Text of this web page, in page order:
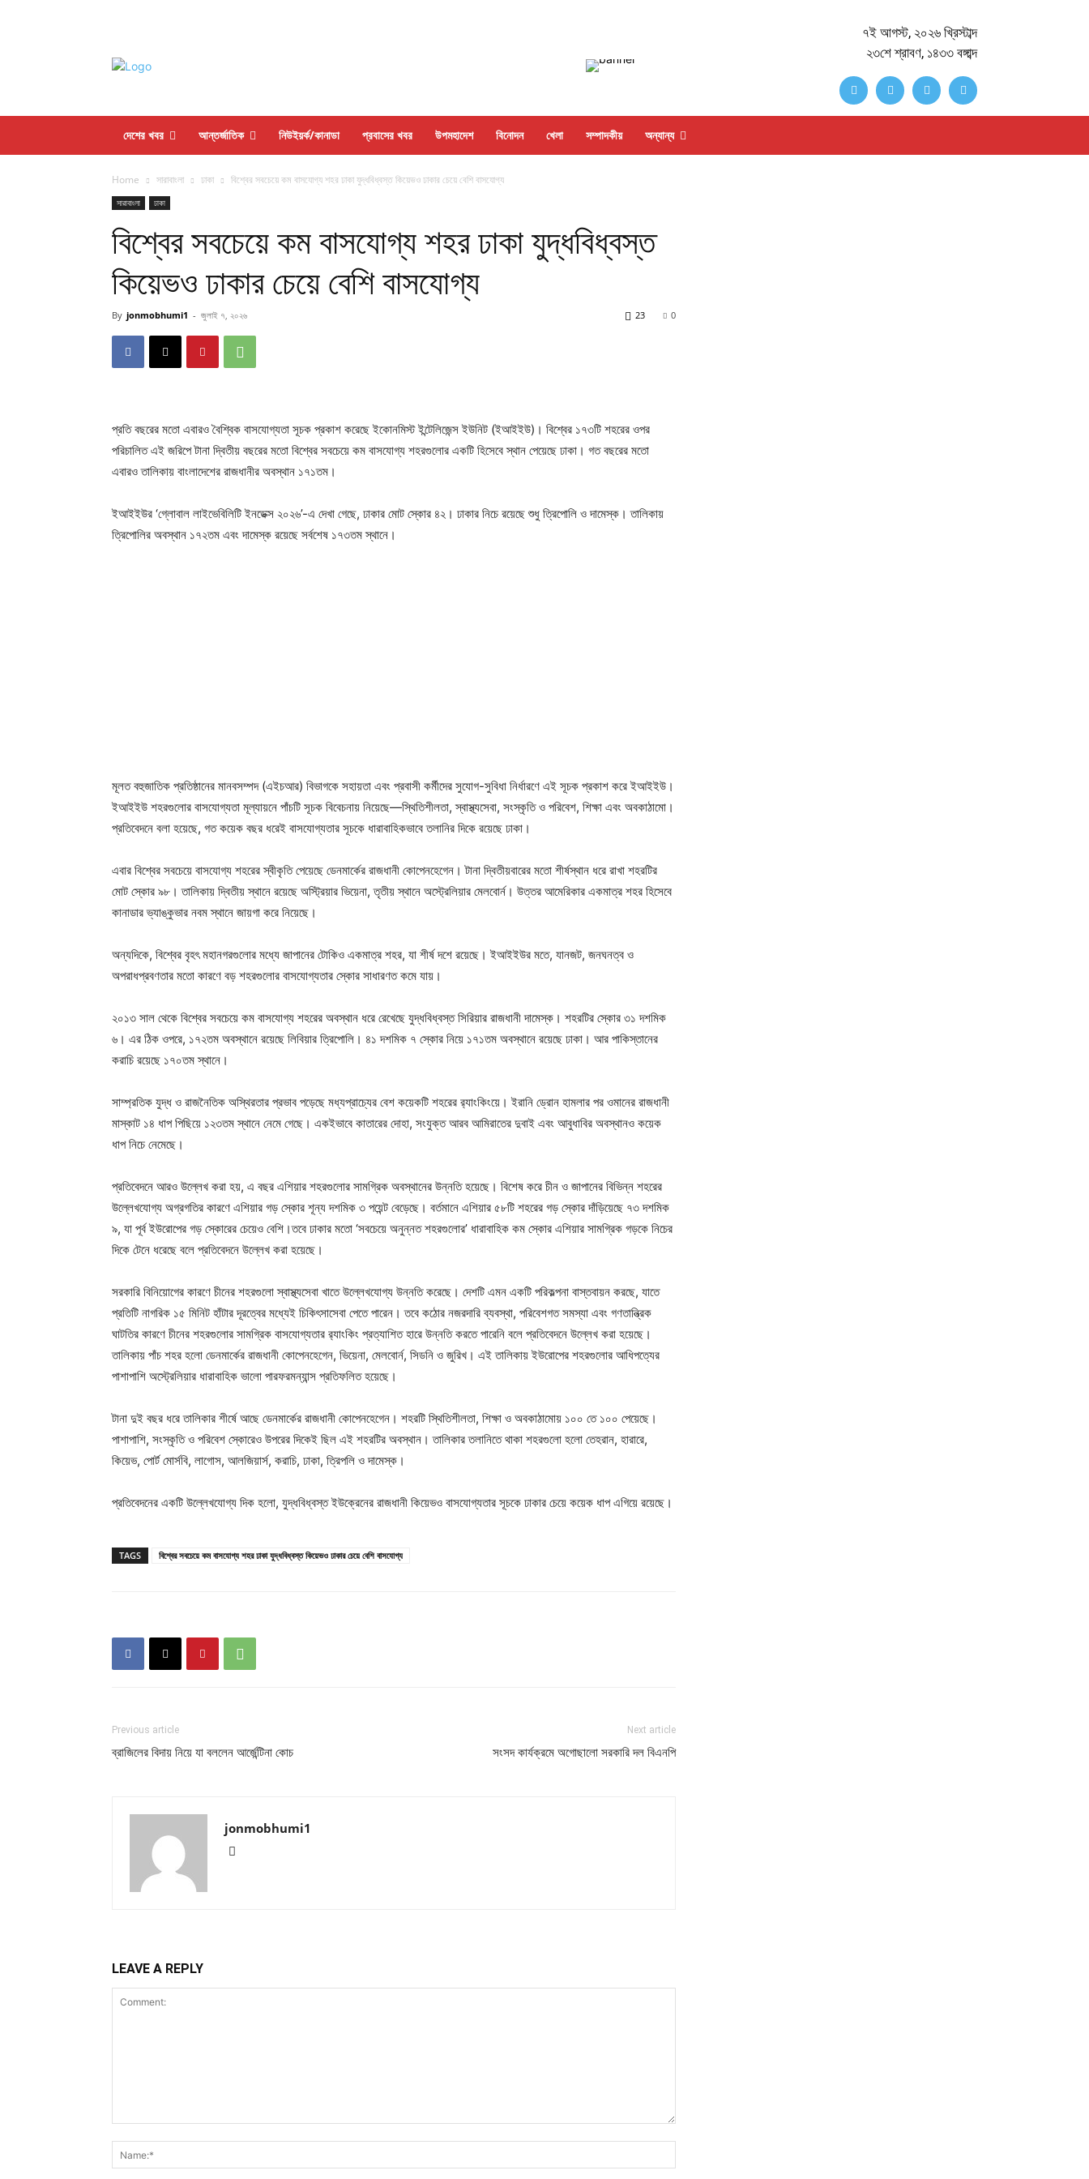
৭ই আগস্ট, ২০২৬ খ্রিস্টাব্দ
২৩শে শ্রাবণ, ১৪৩৩ বঙ্গাব্দ
দেশের খবর আন্তর্জাতিক নিউইয়র্ক/কানাডা প্রবাসের খবর উপমহাদেশ বিনোদন খেলা সম্পাদকীয় অন্যান্য
Home সারাবাংলা ঢাকা বিশ্বের সবচেয়ে কম বাসযোগ্য শহর ঢাকা যুদ্ধবিধ্বস্ত কিয়েভও ঢাকার চেয়ে বেশি বাসযোগ্য
সারাবাংলা ঢাকা
বিশ্বের সবচেয়ে কম বাসযোগ্য শহর ঢাকা যুদ্ধবিধ্বস্ত
কিয়েভও ঢাকার চেয়ে বেশি বাসযোগ্য
By jonmobhumi1 - জুলাই ৭, ২০২৬ 0
23
প্রতি বছরের মতো এবারও বৈশ্বিক বাসযোগ্যতা সূচক প্রকাশ করেছে ইকোনমিস্ট ইন্টেলিজেন্স ইউনিট (ইআইইউ)। বিশ্বের ১৭৩টি শহরের ওপর
পরিচালিত এই জরিপে টানা দ্বিতীয় বছরের মতো বিশ্বের সবচেয়ে কম বাসযোগ্য শহরগুলোর একটি হিসেবে স্থান পেয়েছে ঢাকা। গত বছরের মতো
এবারও তালিকায় বাংলাদেশের রাজধানীর অবস্থান ১৭১তম।
ইআইইউর ‘গ্লোবাল লাইভেবিলিটি ইনডেক্স ২০২৬’-এ দেখা গেছে, ঢাকার মোট স্কোর ৪২। ঢাকার নিচে রয়েছে শুধু ত্রিপোলি ও দামেস্ক। তালিকায়
ত্রিপোলির অবস্থান ১৭২তম এবং দামেস্ক রয়েছে সর্বশেষ ১৭৩তম স্থানে।
মূলত বহুজাতিক প্রতিষ্ঠানের মানবসম্পদ (এইচআর) বিভাগকে সহায়তা এবং প্রবাসী কর্মীদের সুযোগ-সুবিধা নির্ধারণে এই সূচক প্রকাশ করে ইআইইউ।
ইআইইউ শহরগুলোর বাসযোগ্যতা মূল্যায়নে পাঁচটি সূচক বিবেচনায় নিয়েছে—স্থিতিশীলতা, স্বাস্থ্যসেবা, সংস্কৃতি ও পরিবেশ, শিক্ষা এবং অবকাঠামো।
প্রতিবেদনে বলা হয়েছে, গত কয়েক বছর ধরেই বাসযোগ্যতার সূচকে ধারাবাহিকভাবে তলানির দিকে রয়েছে ঢাকা।
এবার বিশ্বের সবচেয়ে বাসযোগ্য শহরের স্বীকৃতি পেয়েছে ডেনমার্কের রাজধানী কোপেনহেগেন। টানা দ্বিতীয়বারের মতো শীর্ষস্থান ধরে রাখা শহরটির
মোট স্কোর ৯৮। তালিকায় দ্বিতীয় স্থানে রয়েছে অস্ট্রিয়ার ভিয়েনা, তৃতীয় স্থানে অস্ট্রেলিয়ার মেলবোর্ন। উত্তর আমেরিকার একমাত্র শহর হিসেবে
কানাডার ভ্যাঙ্কুভার নবম স্থানে জায়গা করে নিয়েছে।
অন্যদিকে, বিশ্বের বৃহৎ মহানগরগুলোর মধ্যে জাপানের টোকিও একমাত্র শহর, যা শীর্ষ দশে রয়েছে। ইআইইউর মতে, যানজট, জনঘনত্ব ও
অপরাধপ্রবণতার মতো কারণে বড় শহরগুলোর বাসযোগ্যতার স্কোর সাধারণত কমে যায়।
২০১৩ সাল থেকে বিশ্বের সবচেয়ে কম বাসযোগ্য শহরের অবস্থান ধরে রেখেছে যুদ্ধবিধ্বস্ত সিরিয়ার রাজধানী দামেস্ক। শহরটির স্কোর ৩১ দশমিক
৬। এর ঠিক ওপরে, ১৭২তম অবস্থানে রয়েছে লিবিয়ার ত্রিপোলি। ৪১ দশমিক ৭ স্কোর নিয়ে ১৭১তম অবস্থানে রয়েছে ঢাকা। আর পাকিস্তানের
করাচি রয়েছে ১৭০তম স্থানে।
সাম্প্রতিক যুদ্ধ ও রাজনৈতিক অস্থিরতার প্রভাব পড়েছে মধ্যপ্রাচ্যের বেশ কয়েকটি শহরের র‌্যাংকিংয়ে। ইরানি ড্রোন হামলার পর ওমানের রাজধানী
মাস্কাট ১৪ ধাপ পিছিয়ে ১২৩তম স্থানে নেমে গেছে। একইভাবে কাতারের দোহা, সংযুক্ত আরব আমিরাতের দুবাই এবং আবুধাবির অবস্থানও কয়েক
ধাপ নিচে নেমেছে।
প্রতিবেদনে আরও উল্লেখ করা হয়, এ বছর এশিয়ার শহরগুলোর সামগ্রিক অবস্থানের উন্নতি হয়েছে। বিশেষ করে চীন ও জাপানের বিভিন্ন শহরের
উল্লেখযোগ্য অগ্রগতির কারণে এশিয়ার গড় স্কোর শূন্য দশমিক ৩ পয়েন্ট বেড়েছে। বর্তমানে এশিয়ার ৫৮টি শহরের গড় স্কোর দাঁড়িয়েছে ৭৩ দশমিক
৯, যা পূর্ব ইউরোপের গড় স্কোরের চেয়েও বেশি।তবে ঢাকার মতো ‘সবচেয়ে অনুন্নত শহরগুলোর’ ধারাবাহিক কম স্কোর এশিয়ার সামগ্রিক গড়কে নিচের
দিকে টেনে ধরেছে বলে প্রতিবেদনে উল্লেখ করা হয়েছে।
সরকারি বিনিয়োগের কারণে চীনের শহরগুলো স্বাস্থ্যসেবা খাতে উল্লেখযোগ্য উন্নতি করেছে। দেশটি এমন একটি পরিকল্পনা বাস্তবায়ন করছে, যাতে
প্রতিটি নাগরিক ১৫ মিনিট হাঁটার দূরত্বের মধ্যেই চিকিৎসাসেবা পেতে পারেন। তবে কঠোর নজরদারি ব্যবস্থা, পরিবেশগত সমস্যা এবং গণতান্ত্রিক
ঘাটতির কারণে চীনের শহরগুলোর সামগ্রিক বাসযোগ্যতার র‌্যাংকিং প্রত্যাশিত হারে উন্নতি করতে পারেনি বলে প্রতিবেদনে উল্লেখ করা হয়েছে।
তালিকায় পাঁচ শহর হলো ডেনমার্কের রাজধানী কোপেনহেগেন, ভিয়েনা, মেলবোর্ন, সিডনি ও জুরিখ। এই তালিকায় ইউরোপের শহরগুলোর আধিপত্যের
পাশাপাশি অস্ট্রেলিয়ার ধারাবাহিক ভালো পারফরমন্যান্স প্রতিফলিত হয়েছে।
টানা দুই বছর ধরে তালিকার শীর্ষে আছে ডেনমার্কের রাজধানী কোপেনহেগেন। শহরটি স্থিতিশীলতা, শিক্ষা ও অবকাঠামোয় ১০০ তে ১০০ পেয়েছে।
পাশাপাশি, সংস্কৃতি ও পরিবেশ স্কোরেও উপরের দিকেই ছিল এই শহরটির অবস্থান। তালিকার তলানিতে থাকা শহরগুলো হলো তেহরান, হারারে,
কিয়েভ, পোর্ট মোর্সবি, লাগোস, আলজিয়ার্স, করাচি, ঢাকা, ত্রিপলি ও দামেস্ক।
প্রতিবেদনের একটি উল্লেখযোগ্য দিক হলো, যুদ্ধবিধ্বস্ত ইউক্রেনের রাজধানী কিয়েভও বাসযোগ্যতার সূচকে ঢাকার চেয়ে কয়েক ধাপ এগিয়ে রয়েছে।
TAGS বিশ্বের সবচেয়ে কম বাসযোগ্য শহর ঢাকা যুদ্ধবিধ্বস্ত কিয়েভও ঢাকার চেয়ে বেশি বাসযোগ্য
Previous article
ব্রাজিলের বিদায় নিয়ে যা বললেন আর্জেন্টিনা কোচ
Next article
সংসদ কার্যক্রমে অগোছালো সরকারি দল বিএনপি
jonmobhumi1
LEAVE A REPLY